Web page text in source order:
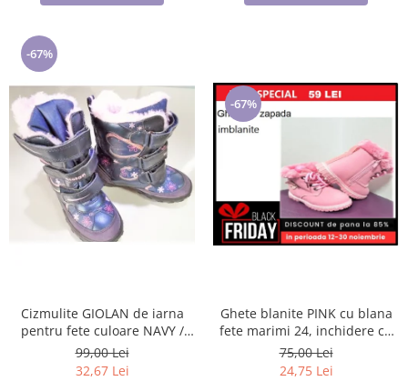
-67%
Cizmulite GIOLAN de iarna
pentru fete culoare NAVY /
PINK marimi 25-29
99,00 Lei
32,67 Lei
-67%
Ghete blanite PINK cu blana
fete marimi 24, inchidere cu
scai si fermoar
75,00 Lei
24,75 Lei